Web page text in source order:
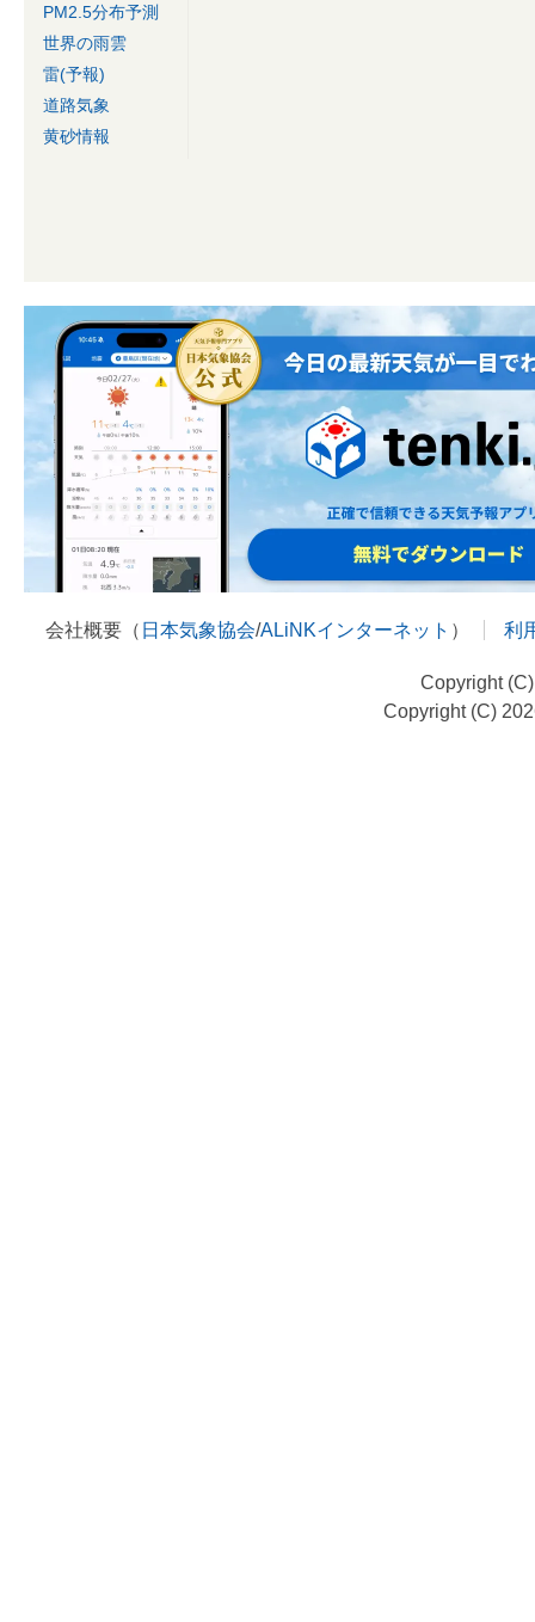
PM2.5分布予測
世界の雨雲
雷(予報)
道路気象
黄砂情報
会社概要（ 日本気象協会/ALiNKインターネット ） 利
Copyright
Copyright (C)